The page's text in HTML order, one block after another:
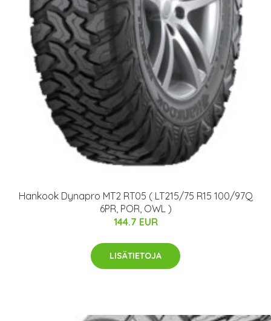
Hankook Dynapro MT2 RT05 ( LT215/75 R15 100/97Q
6PR, POR, OWL )
144.7 EUR
LISÄTIETOJA